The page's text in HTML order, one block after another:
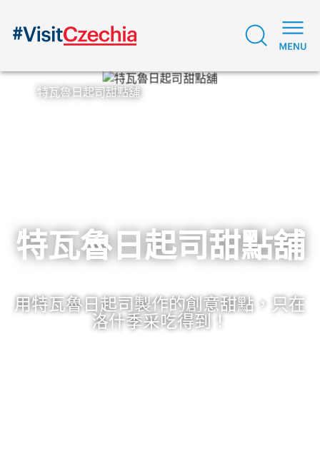
特瓦魯日起司甜點舖
特瓦魯日起司甜點舖
用特瓦魯日起司製作的創意甜點，只在
洛什季采吃得到！